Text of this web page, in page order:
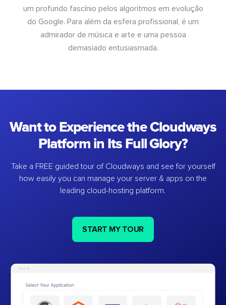
um profundo fascínio pelos algoritmos em evolução
do Google. Para além da esfera profissional, é um
admirador de música e arte e uma pessoa
demasiado entusiasmada.
Want to Experience the Cloudways
Platform in Its Full Glory?
Take a FREE guided tour of Cloudways and see for yourself
how easily you can manage your server & apps on the
leading cloud-hosting platform.
START MY TOUR